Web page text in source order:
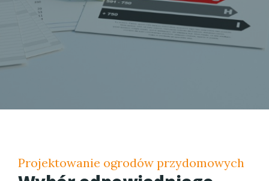
Projektowanie ogrodów przydomowych